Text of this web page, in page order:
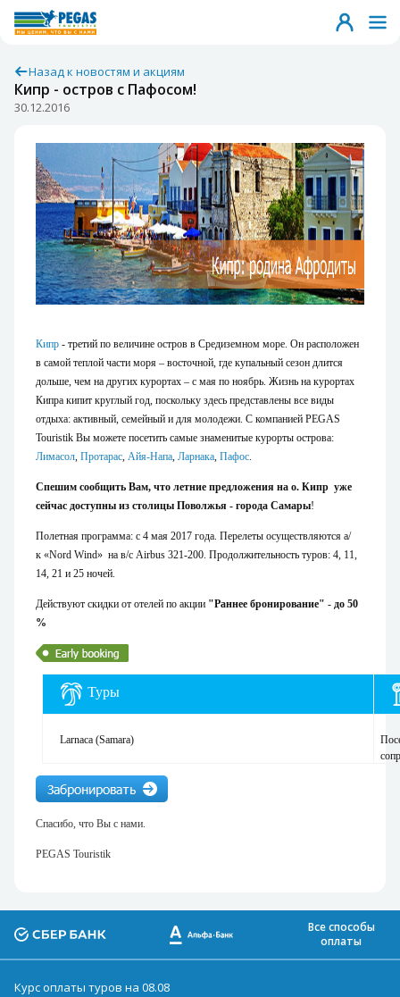
Назад к новостям и акциям
Кипр - остров с Пафосом!
30.12.2016
Кипр - третий по величине остров в Средиземном море. Он расположен
в самой теплой части моря – восточной, где купальный сезон длится
дольше, чем на других курортах – с мая по ноябрь. Жизнь на курортах
Кипра кипит круглый год, поскольку здесь представлены все виды
отдыха: активный, семейный и для молодежи. С компанией PEGAS
Touristik Вы можете посетить самые знаменитые курорты острова:
Лимасол, Протарас, Айя-Напа, Ларнака, Пафос.
Спешим сообщить Вам, что летние предложения на о. Кипр уже
сейчас доступны из столицы Поволжья - города Самары!
Полетная программа: с 4 мая 2017 года. Перелеты осуществляются а/
к «Nord Wind» на в/с Airbus 321-200. Продолжительность туров: 4, 11,
14, 21 и 25 ночей.
Действуют скидки от отелей по акции "Раннее бронирование" - до 50
%
Туры
Larnaca (Samara)
Спасибо, что Вы с нами.
PEGAS Touristik
Все способы
оплаты
Курс оплаты туров на 08.08